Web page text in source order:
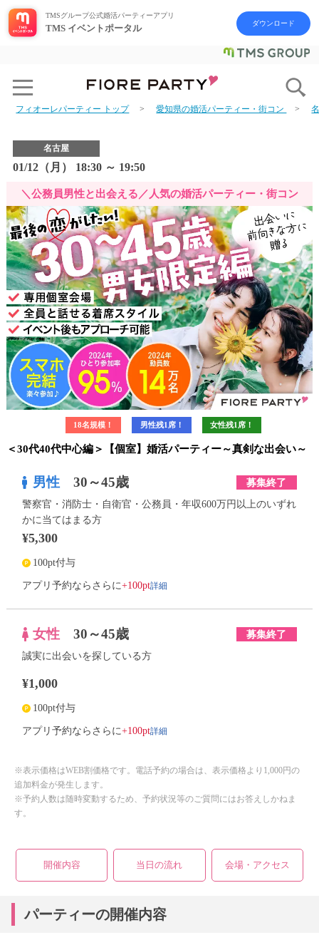
TMSグループ公式婚活パーティーアプリ
TMS イベントポータル ダウンロード
フィオーレパーティー トップ 愛知県の婚活パーティー・街コン
名古屋
01/12（月） 18:30 ～ 19:50
＼公務員男性と出会える／人気の婚活パーティー・街コン
18名規模！ 男性残1席！ 女性残1席！
＜30代40代中心編＞【個室】婚活パーティー～真剣な出会い～
男性 30～45歳 募集終了
警察官・消防士・自衛官・公務員・年収600万円以上のいずれ
かに当てはまる方
¥5,300
100pt付与
アプリ予約ならさらに+100pt詳細
女性 30～45歳 募集終了
誠実に出会いを探している方
¥1,000
100pt付与
アプリ予約ならさらに+100pt詳細
※表示価格はWEB割価格です。電話予約の場合は、表示価格より1,000円の
追加料金が発生します。
※予約人数は随時変動するため、予約状況等のご質問にはお答えしかねま
す。
開催内容 当日の流れ 会場・アクセス
パーティーの開催内容